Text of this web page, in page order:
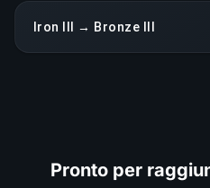
Iron III → Bronze III
Pronto per